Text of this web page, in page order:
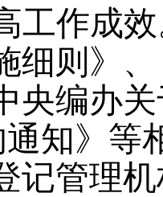
工作成
细则》
央编办
通知》等
记管理